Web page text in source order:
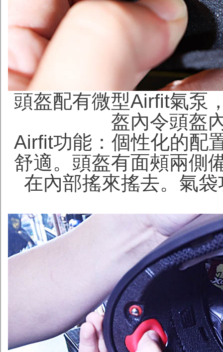
頭盔配有微型Airfit氣泵
盔內令頭盔
Airfit功能：個性化的配
舒適。頭盔有面頰兩側
在內部搖來搖去。氣